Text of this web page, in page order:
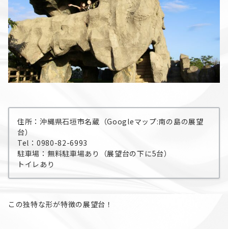
住所：沖縄県石垣市名蔵（Googleマップ:南の島の展望
台）
Tel：0980-82-6993
駐車場：無料駐車場あり（展望台の下に5台）
トイレあり
この独特な形が特徴の展望台！